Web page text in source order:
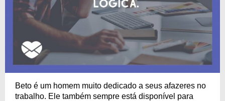
Beto é um homem muito dedicado a seus afazeres no
trabalho. Ele também sempre está disponível para